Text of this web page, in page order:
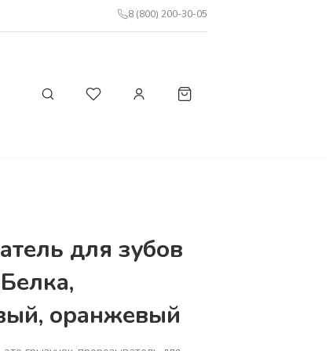
8 (800) 200-30-05
для зубов
оранжевый